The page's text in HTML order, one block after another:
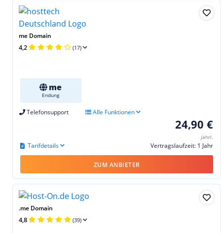
me Domain
4,2 (17)
me
Endung
Telefonsupport Alle Funktionen
24,90 €
jährl.
Vertragslaufzeit: 1 Jahr
Tarifdetails
ZUM ANBIETER
.me Domain
4,8 (39)